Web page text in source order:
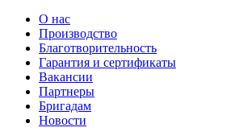
О нас
Производство
Благотворительность
Гарантия и сертификаты
Вакансии
Партнеры
Бригадам
Новости